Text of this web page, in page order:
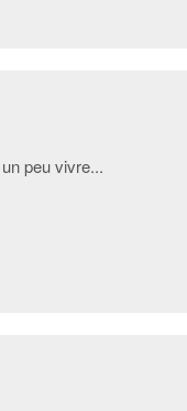
peu vivre...